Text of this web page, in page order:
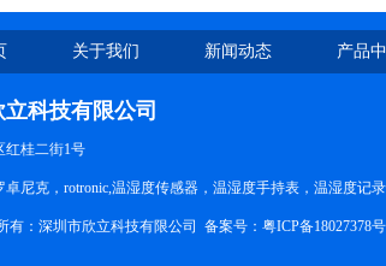
关于我们 新闻动态 产品
科技有限公司
红桂二街1号
卓尼克，rotronic,温湿度传感器，温湿度手持表，温湿度记
有：深圳市欣立科技有限公司 备案号：粤ICP备18027378号